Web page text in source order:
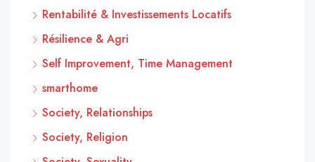
Rentabilité & Investissements Locatifs
Résilience & Agri
Self Improvement, Time Management
smarthome
Society, Relationships
Society, Religion